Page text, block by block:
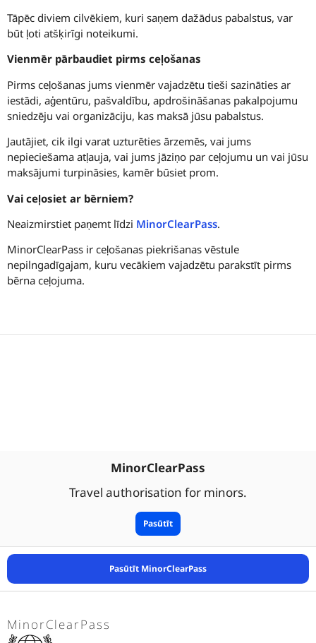
Tāpēc diviem cilvēkiem, kuri saņem dažādus pabalstus, var
būt ļoti atšķirīgi noteikumi.
Vienmēr pārbaudiet pirms ceļošanas
Pirms ceļošanas jums vienmēr vajadzētu tieši sazināties ar
iestādi, aģentūru, pašvaldību, apdrošināšanas pakalpojumu
sniedzēju vai organizāciju, kas maksā jūsu pabalstus.
Jautājiet, cik ilgi varat uzturēties ārzemēs, vai jums
nepieciešama atļauja, vai jums jāziņo par ceļojumu un vai jūsu
maksājumi turpināsies, kamēr būsiet prom.
Vai ceļosiet ar bērniem?
Neaizmirstiet paņemt līdzi MinorClearPass.
MinorClearPass ir ceļošanas piekrišanas vēstule
nepilngadīgajam, kuru vecākiem vajadzētu parakstīt pirms
bērna ceļojuma.
MinorClearPass
Travel authorisation for minors.
Pasūtīt
Pasūtīt MinorClearPass
MinorClearPass